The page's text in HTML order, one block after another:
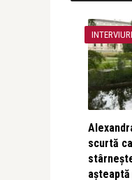
INTERVIURI
scurtă